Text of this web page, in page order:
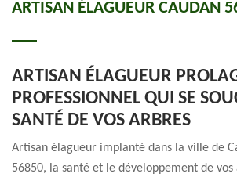
ARTISAN ÉLAGUEUR CAUDAN
ARTISAN ÉLAGUEUR
PROFESSIONNEL QUI SE
SANTÉ DE VOS ARBRES
Artisan élagueur implanté dans la ville de
56850, la santé et le développement de